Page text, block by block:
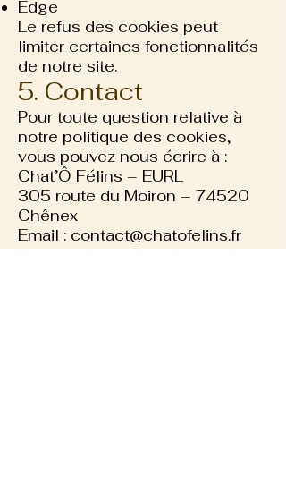
Edge
Le refus des cookies peut
limiter certaines fonctionnalités
de notre site.
5. Contact
Pour toute question relative à
notre politique des cookies,
vous pouvez nous écrire à :
Chat’Ô Félins – EURL
305 route du Moiron – 74520
Chênex
Email : contact@chatofelins.fr